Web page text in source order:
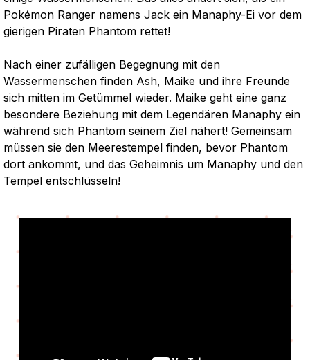
Pokémon Ranger namens Jack ein Manaphy-Ei vor dem
gierigen Piraten Phantom rettet!
Nach einer zufälligen Begegnung mit den
Wassermenschen finden Ash, Maike und ihre Freunde
sich mitten im Getümmel wieder. Maike geht eine ganz
besondere Beziehung mit dem Legendären Manaphy ein
während sich Phantom seinem Ziel nähert! Gemeinsam
müssen sie den Meerestempel finden, bevor Phantom
dort ankommt, und das Geheimnis um Manaphy und den
Tempel entschlüsseln!